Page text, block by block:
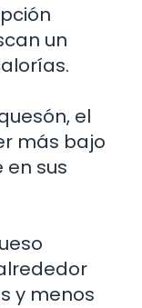
un
el
más bajo
sus
y menos